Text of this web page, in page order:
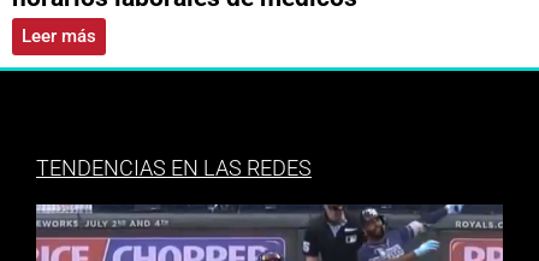
Leer más
TENDENCIAS EN LAS REDES